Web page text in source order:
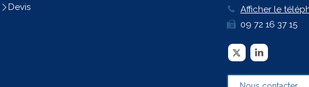
Devis
Afficher le
09 72 16 37 15